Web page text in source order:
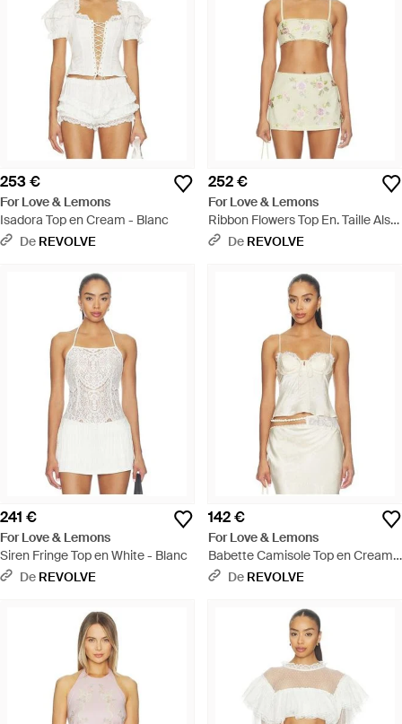
253 €
For Love & Lemons
Isadora Top en Cream - Blanc
De REVOLVE
252 €
For Love & Lemons
Ribbon Flowers Top En. Taille Also
En Xs, S, M, Xl - Jaune
De REVOLVE
241 €
For Love & Lemons
Siren Fringe Top en White - Blanc
De REVOLVE
142 €
For Love & Lemons
Babette Camisole Top en Cream -
Blanc
De REVOLVE